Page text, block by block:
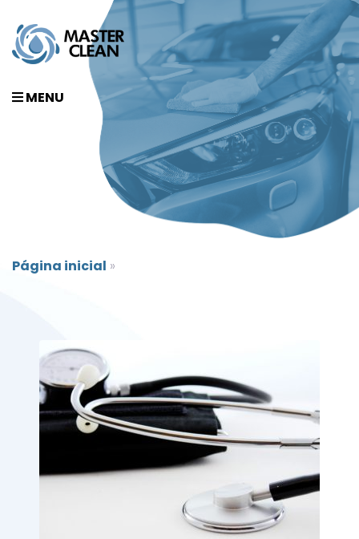
MENU
Página inicial »